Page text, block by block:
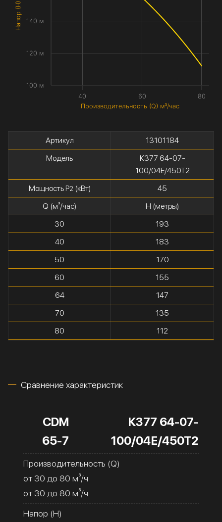
Производительность (Q) м³/час
40 60 80
100 м
120 м
140 м
Артикул
13101184
Модель
К377 64-07-
100/04Е/450Т2
Мощность P2(кВт)
45
Q (м³/час)
H (метры)
30
193
40
183
50
170
60
155
64
147
70
135
80
112
Сравнение характеристик
CDM
65-7
К377 64-07-
100/04Е/450Т2
Производительность (Q)
от 30 до 80 м³/ч
от 30 до 80 м³/ч
Напор (H)